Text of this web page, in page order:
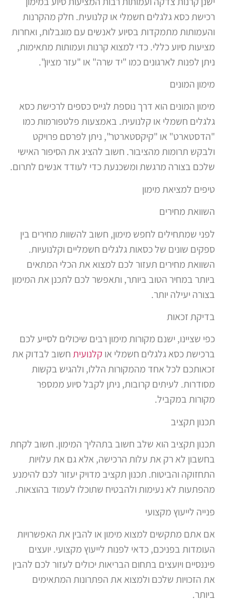
רכישת כסא גלגלים חשמלי או קלנועית. חלק מהקרנות
והעמותות מתמקדות בסיוע לאנשים עם מוגבלות, ואחרות
מציעות סיוע כללי. כדי למצוא קרנות ועמותות מתאימות,
ניתן לפנות לארגונים כמו "יד שרה" או "עזר מציון".
מימון המונים
מימון המונים הוא דרך נוספת לגייס כספים לרכישת כסא
גלגלים חשמלי או קלנועית. באמצעות פלטפורמות כמו
"הדסטארט" או "קיקסטארטר", ניתן לפרסם פרויקט
ולבקש תרומות מהציבור. חשוב להציג את הסיפור האישי
שלכם בצורה מרגשת ומשכנעת כדי לעודד אנשים לתרום.
טיפים למציאת מימון
השוואת מחירים
לפני שמתחילים לחפש מימון, חשוב להשוות מחירים בין
ספקים שונים של כסאות גלגלים חשמליים וקלנועיות.
השוואת מחירים תעזור לכם למצוא את הכלי המתאים
ביותר במחיר הטוב ביותר, ותאפשר לכם לתכנן את המימון
בצורה יעילה יותר.
בדיקת זכאות
כפי שציינו, ישנם מקורות מימון רבים שיכולים לסייע לכם
ברכישת כסא גלגלים חשמלי אוקלנועיתחשוב לבדוק את
זכאותכם לכל אחד מהמקורות הללו, ולהגיש בקשות
מסודרות. לעיתים קרובות, ניתן לקבל סיוע ממספר
מקורות במקביל.
תכנון תקציב
תכנון תקציב הוא שלב חשוב בתהליך המימון. חשוב לקחת
בחשבון לא רק את עלות הרכישה, אלא גם את עלויות
התחזוקה והביטוח. תכנון תקציב מדויק יעזור לכם להימנע
מהפתעות לא נעימות ולהבטיח שתוכלו לעמוד בהוצאות.
פנייה לייעוץ מקצועי
אם אתם מתקשים למצוא מימון או להבין את האפשרויות
העומדות בפניכם, כדאי לפנות לייעוץ מקצועי. יועצים
פיננסיים ויועצים בתחום הבריאות יכולים לעזור לכם להבין
את הזכויות שלכם ולמצוא את הפתרונות המתאימים
ביותר.